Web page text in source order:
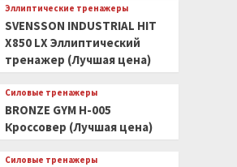
Эллиптические тренажеры
SVENSSON INDUSTRIAL HIT
X850 LX Эллиптический
тренажер (Лучшая цена)
Силовые тренажеры
BRONZE GYM H-005
Кроссовер (Лучшая цена)
Силовые тренажеры